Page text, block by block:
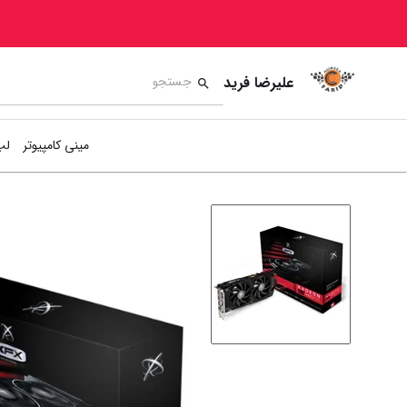
علیرضا فرید
مینی کامپیوتر